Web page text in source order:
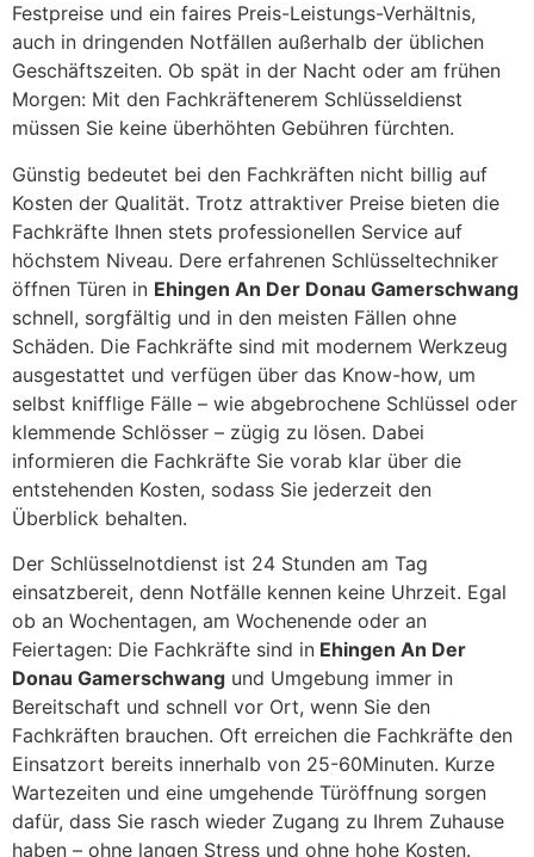
Festpreise und ein faires Preis-Leistungs-Verhältnis,
auch in dringenden Notfällen außerhalb der üblichen
Geschäftszeiten. Ob spät in der Nacht oder am frühen
Morgen: Mit den Fachkräftenerem Schlüsseldienst
müssen Sie keine überhöhten Gebühren fürchten.
Günstig bedeutet bei den Fachkräften nicht billig auf
Kosten der Qualität. Trotz attraktiver Preise bieten die
Fachkräfte Ihnen stets professionellen Service auf
höchstem Niveau. Dere erfahrenen Schlüsseltechniker
öffnen Türen in Ehingen An Der Donau Gamerschwang
schnell, sorgfältig und in den meisten Fällen ohne
Schäden. Die Fachkräfte sind mit modernem Werkzeug
ausgestattet und verfügen über das Know-how, um
selbst knifflige Fälle – wie abgebrochene Schlüssel oder
klemmende Schlösser – zügig zu lösen. Dabei
informieren die Fachkräfte Sie vorab klar über die
entstehenden Kosten, sodass Sie jederzeit den
Überblick behalten.
Der Schlüsselnotdienst ist 24 Stunden am Tag
einsatzbereit, denn Notfälle kennen keine Uhrzeit. Egal
ob an Wochentagen, am Wochenende oder an
Feiertagen: Die Fachkräfte sind in Ehingen An Der
Donau Gamerschwang und Umgebung immer in
Bereitschaft und schnell vor Ort, wenn Sie den
Fachkräften brauchen. Oft erreichen die Fachkräfte den
Einsatzort bereits innerhalb von 25-60Minuten. Kurze
Wartezeiten und eine umgehende Türöffnung sorgen
dafür, dass Sie rasch wieder Zugang zu Ihrem Zuhause
haben – ohne langen Stress und ohne hohe Kosten.